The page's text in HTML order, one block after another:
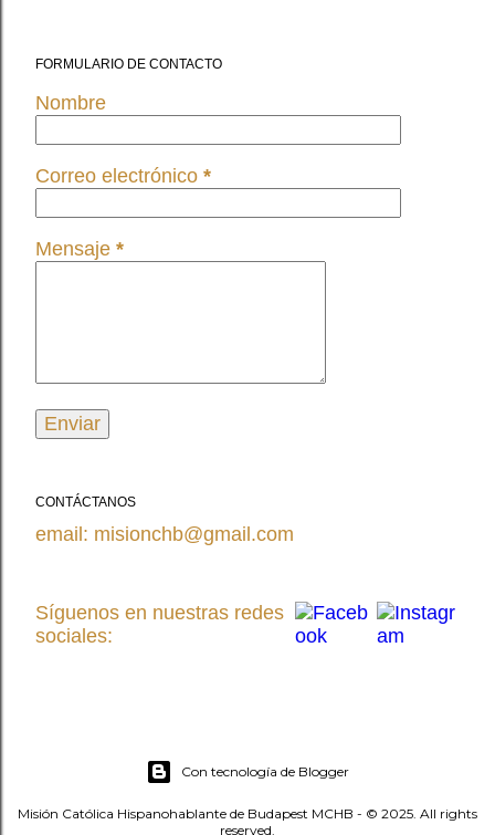
FORMULARIO DE CONTACTO
Nombre
Correo electrónico *
Mensaje *
CONTÁCTANOS
email: misionchb@gmail.com
Síguenos en nuestras redes
sociales:
Con tecnología de Blogger
Misión Católica Hispanohablante de Budapest MCHB - © 2025. All rights
reserved.